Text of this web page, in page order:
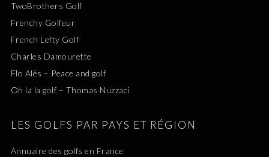
TwoBrothers Golf
Frenchy Golfeur
French Lefty Golf
Charles Damourette
Flo Alès – Peace and golf
Oh la la golf – Thomas Nuzzaci
LES GOLFS PAR PAYS ET RÉGION
Annuaire des golfs en France